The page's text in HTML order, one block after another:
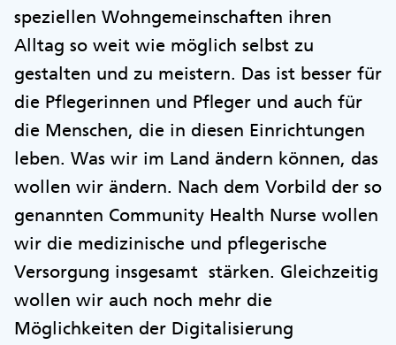
speziellen Wohngemeinschaften ihren
Alltag so weit wie möglich selbst zu
gestalten und zu meistern. Das ist besser für
die Pflegerinnen und Pfleger und auch für
die Menschen, die in diesen Einrichtungen
leben. Was wir im Land ändern können, das
wollen wir ändern. Nach dem Vorbild der so
genannten Community Health Nurse wollen
wir die medizinische und pflegerische
Versorgung insgesamt stärken. Gleichzeitig
wollen wir auch noch mehr die
Möglichkeiten der Digitalisierung